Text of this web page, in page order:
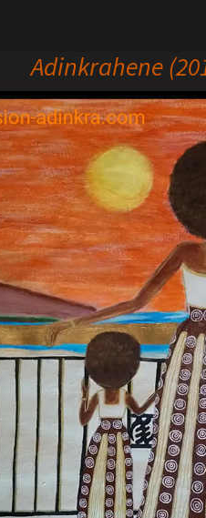
Adinkrahene